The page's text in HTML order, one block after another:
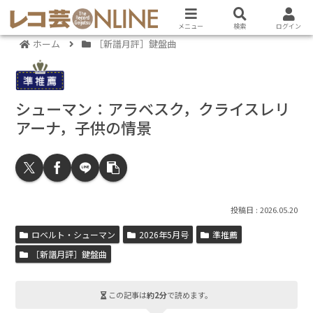
ホーム ［新譜月評］鍵盤曲
シューマン：アラベスク，クライスレリ
アーナ，子供の情景
2026.05.20
ロベルト・シューマン 2026年5月号
準推薦
［新譜月評］鍵盤曲
この記事は約2分で読めます。
メニュー 検索 ログイン